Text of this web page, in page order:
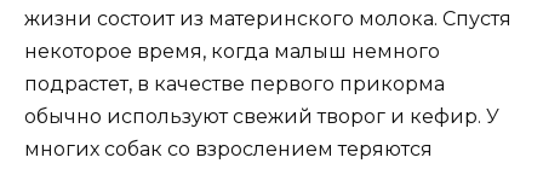
жизни состоит из материнского молока. Спустя
некоторое время, когда малыш немного
подрастет, в качестве первого прикорма
обычно используют свежий творог и кефир. У
многих собак со взрослением теряются